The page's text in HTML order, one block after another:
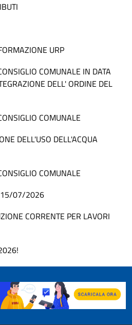
URP
COMUNALE IN DATA
DELL' ORDINE DEL
COMUNALE
DELL'USO DELL'ACQUA
COMUNALE
15/07/2026
CORRENTE PER LAVORI